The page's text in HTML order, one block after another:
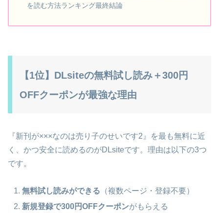
を読む方法ランキング最終結論
【1位】DLsiteの無料試し読み＋300円
OFFクーポンが最強な理由
『新刊が×××なのは売り子のせいです2』を最も無料に近
く、かつ安全に読めるのがDLsiteです。理由は以下の3つ
です。
無料試し読みができる （複数ページ・登録不要）
新規登録で300円OFFクーポンがもらえる